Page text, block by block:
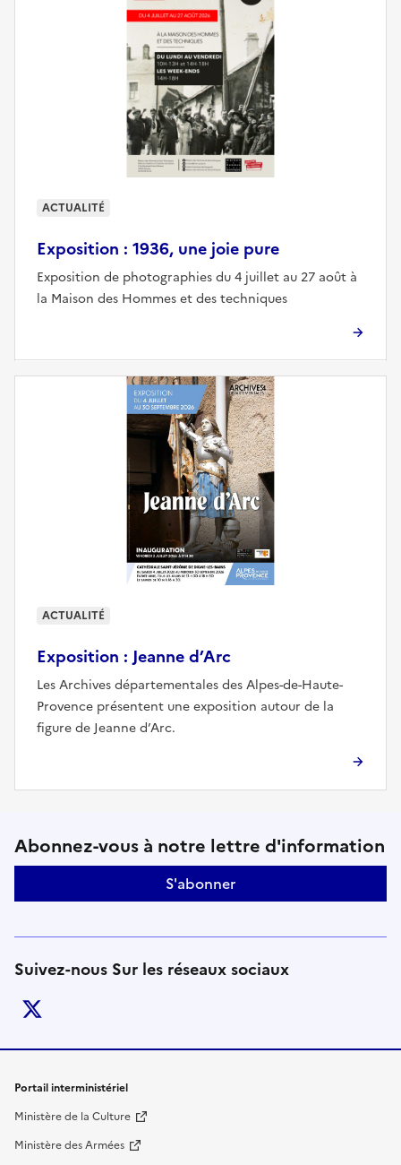
Exposition : 1936, une joie pure
Exposition de photographies du 4 juillet au 27 août à
la Maison des Hommes et des techniques
ACTUALITÉ
Exposition : Jeanne d’Arc
Les Archives départementales des Alpes-de-Haute-
Provence présentent une exposition autour de la
figure de Jeanne d’Arc.
ACTUALITÉ
Suivez-nous sur le réseaux
Abonnez-vous à notre lettre d'information
S'abonner
Suivez-nous Sur les réseaux sociaux
Liens de bas de page
Portail interministériel
Ministère de la Culture
Ministère des Armées